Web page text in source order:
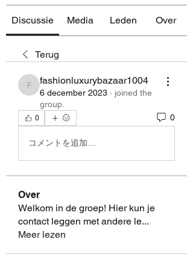
Discussie Media Leden Over
Terug
fashionluxurybazaar1004
fashionluxurybazaar1004
6 december 2023 · joined the
group.
0 0
コメントを追加…
Over
Welkom in de groep! Hier kun je
contact leggen met andere le...
Meer lezen